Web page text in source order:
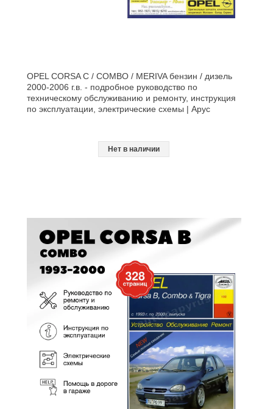
OPEL CORSA C / COMBO / MERIVA бензин / дизель
2000-2006 г.в. - подробное руководство по
техническому обслуживанию и ремонту, инструкция
по эксплуатации, электрические схемы | Арус
Нет в наличии